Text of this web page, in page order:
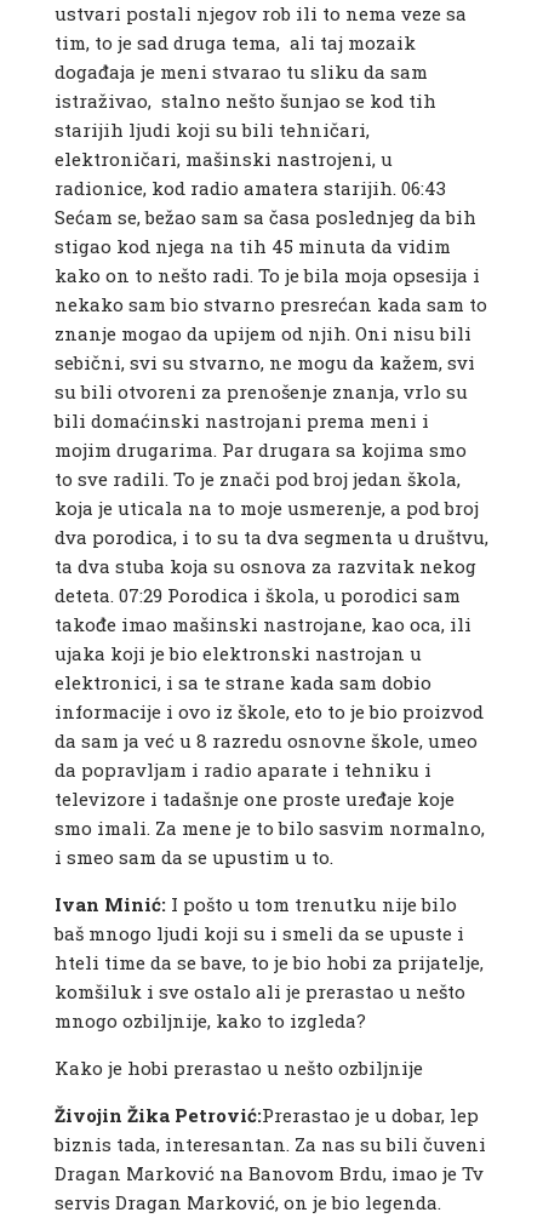
ustvari postali njegov rob ili to nema veze sa
tim, to je sad druga tema, ali taj mozaik
događaja je meni stvarao tu sliku da sam
istraživao, stalno nešto šunjao se kod tih
starijih ljudi koji su bili tehničari,
elektroničari, mašinski nastrojeni, u
radionice, kod radio amatera starijih. 06:43
Sećam se, bežao sam sa časa poslednjeg da bih
stigao kod njega na tih 45 minuta da vidim
kako on to nešto radi. To je bila moja opsesija i
nekako sam bio stvarno presrećan kada sam to
znanje mogao da upijem od njih. Oni nisu bili
sebični, svi su stvarno, ne mogu da kažem, svi
su bili otvoreni za prenošenje znanja, vrlo su
bili domaćinski nastrojani prema meni i
mojim drugarima. Par drugara sa kojima smo
to sve radili. To je znači pod broj jedan škola,
koja je uticala na to moje usmerenje, a pod broj
dva porodica, i to su ta dva segmenta u društvu,
ta dva stuba koja su osnova za razvitak nekog
deteta. 07:29 Porodica i škola, u porodici sam
takođe imao mašinski nastrojane, kao oca, ili
ujaka koji je bio elektronski nastrojan u
elektronici, i sa te strane kada sam dobio
informacije i ovo iz škole, eto to je bio proizvod
da sam ja već u 8 razredu osnovne škole, umeo
da popravljam i radio aparate i tehniku i
televizore i tadašnje one proste uređaje koje
smo imali. Za mene je to bilo sasvim normalno,
i smeo sam da se upustim u to.
Ivan Minić:I pošto u tom trenutku nije bilo
baš mnogo ljudi koji su i smeli da se upuste i
hteli time da se bave, to je bio hobi za prijatelje,
komšiluk i sve ostalo ali je prerastao u nešto
mnogo ozbiljnije, kako to izgleda?
Kako je hobi prerastao u nešto ozbiljnije
Živojin Žika Petrović:Prerastao je u dobar, lep
biznis tada, interesantan. Za nas su bili čuveni
Dragan Marković na Banovom Brdu, imao je Tv
servis Dragan Marković, on je bio legenda.